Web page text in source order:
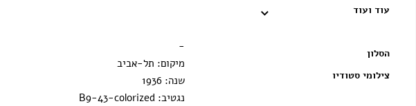
עוד ועוד
הסלון
צילומי סטודיו
-
מיקום: תל-אביב
שנה: 1936
נגטיב: B9-43-colorized